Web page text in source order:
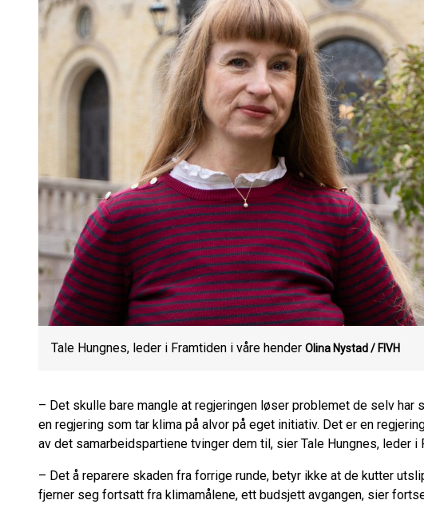
Tale Hungnes, leder i Framtiden i våre hender Olina Nystad / FIVH
– Det skulle bare mangle at regjeringen løser problemet de selv har
en regjering som tar klima på alvor på eget initiativ. Det er en
av det samarbeidspartiene tvinger dem til, sier Tale Hungnes, leder i
– Det å reparere skaden fra forrige runde, betyr ikke at de kutter
fjerner seg fortsatt fra klimamålene, ett budsjett avgangen, sier